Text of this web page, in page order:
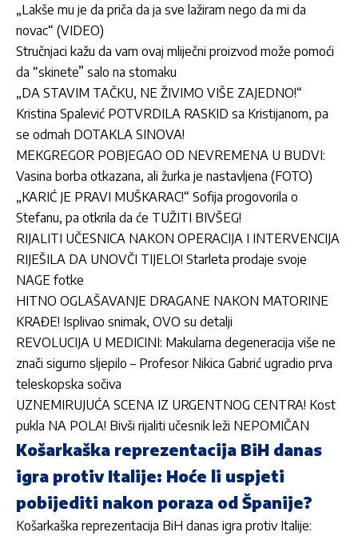
„Lakše mu je da priča da ja sve lažiram nego da mi da
novac“ (VIDEO)
Stručnjaci kažu da vam ovaj mliječni proizvod može pomoći
da “skinete” salo na stomaku
„DA STAVIM TAČKU, NE ŽIVIMO VIŠE ZAJEDNO!“
Kristina Spalević POTVRDILA RASKID sa Kristijanom, pa
se odmah DOTAKLA SINOVA!
MEKGREGOR POBJEGAO OD NEVREMENA U BUDVI:
Vasina borba otkazana, ali žurka je nastavljena (FOTO)
„KARIĆ JE PRAVI MUŠKARAC!“ Sofija progovorila o
Stefanu, pa otkrila da će TUŽITI BIVŠEG!
RIJALITI UČESNICA NAKON OPERACIJA I INTERVENCIJA
RIJEŠILA DA UNOVČI TIJELO! Starleta prodaje svoje
NAGE fotke
HITNO OGLAŠAVANJE DRAGANE NAKON MATORINE
KRAĐE! Isplivao snimak, OVO su detalji
REVOLUCIJA U MEDICINI: Makularna degeneracija više ne
znači sigurno sljepilo – Profesor Nikica Gabrić ugradio prva
teleskopska sočiva
UZNEMIRUJUĆA SCENA IZ URGENTNOG CENTRA! Kost
pukla NA POLA! Bivši rijaliti učesnik leži NEPOMIČAN
Košarkaška reprezentacija BiH danas
igra protiv Italije: Hoće li uspjeti
pobijediti nakon poraza od Španije?
Košarkaška reprezentacija BiH danas igra protiv Italije: